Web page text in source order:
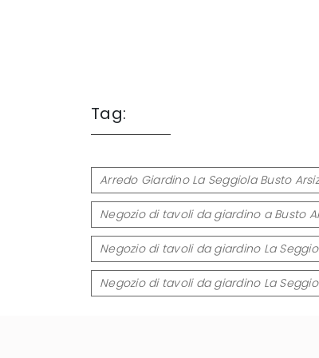
Tag:
Arredo Giardino La Seggiola Busto
Negozio di tavoli da giardino a Busto
Negozio di tavoli da giardino La
Negozio di tavoli da giardino La